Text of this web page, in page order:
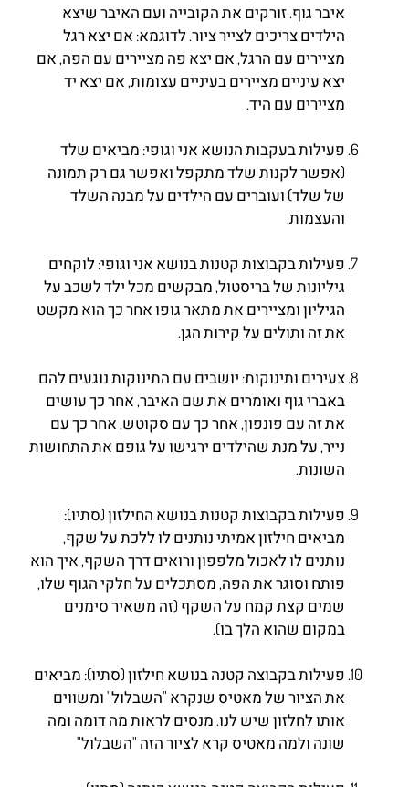
איבר גוף. זורקים את הקובייה ועם האיבר שיצא
הילדים צריכים לצייר ציור. לדוגמא: אם יצא רגל
מציירים עם הרגל, אם יצא פה מציירים עם הפה, אם
יצא עיניים מציירים בעיניים עצומות, אם יצא יד
מציירים עם היד.
פעילות בעקבות הנושא אני וגופי: מביאים שלד
(אפשר לקנות שלד מתקפל ואפשר גם רק תמונה
של שלד) ועוברים עם הילדים על מבנה השלד
והעצמות.
פעילות בקבוצות קטנות בנושא אני וגופי: לוקחים
גיליונות של בריסטול, מבקשים מכל ילד לשכב על
הגיליון ומציירים את מתאר גופו אחר כך הוא מקשט
את זה ותולים על קירות הגן.
צעירים ותינוקות: יושבים עם התינוקות נוגעים להם
באברי גוף ואומרים את שם האיבר, אחר כך עושים
את זה עם פונפון, אחר כך עם סקוטש, אחר כך עם
נייר, על מנת שהילדים ירגישו על גופם את התחושות
השונות.
פעילות בקבוצות קטנות בנושא החילזון (סתיו):
מביאים חילזון אמיתי נותנים לו ללכת על שקף,
נותנים לו לאכול מלפפון ורואים דרך השקף, איך הוא
פותח וסוגר את הפה, מסתכלים על חלקי הגוף שלו,
שמים קצת קמח על השקף (זה משאיר סימנים
במקום שהוא הלך בו).
פעילות בקבוצה קטנה בנושא חילזון (סתיו): מביאים
את הציור של מאטיס שנקרא "השבלול" ומשווים
אותו לחלזון שיש לנו. מנסים לראות מה דומה ומה
שונה ולמה מאטיס קרא לציור הזה "השבלול"